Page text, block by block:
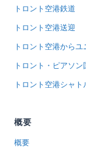
トロント空港鉄道
トロント空港送迎
トロント空港から
トロント・ピアソ
トロント空港シャト
概要
概要